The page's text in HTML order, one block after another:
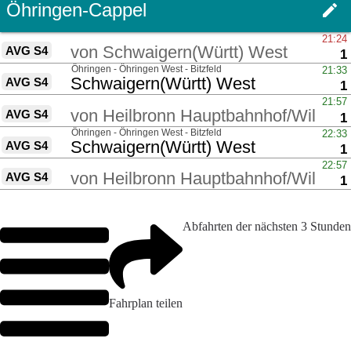
Fahrplan teilen
Abfahrten der nächsten 3 Stunden